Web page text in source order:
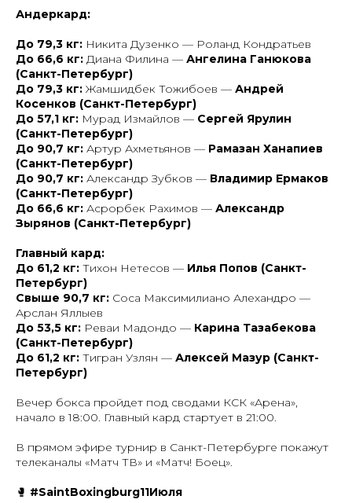
Андеркард:
До 79,3 кг: Никита Дузенко — Роланд Кондратьев
До 66,6 кг: Диана Филина — Ангелина Ганюкова
(Санкт-Петербург)
До 79,3 кг: Жамшидбек Тожибоев — Андрей
Косенков (Санкт-Петербург)
До 57,1 кг: Мурад Измайлов — Сергей Ярулин
(Санкт-Петербург)
До 90,7 кг: Артур Ахметьянов — Рамазан Ханапиев
(Санкт-Петербург)
До 90,7 кг: Александр Зубков — Владимир Ермаков
(Санкт-Петербург)
До 66,6 кг: Асрорбек Рахимов — Александр
Зырянов (Санкт-Петербург)
Главный кард:
До 61,2 кг: Тихон Нетесов — Илья Попов (Санкт-
Петербург)
Свыше 90,7 кг: Соса Максимилиано Алехандро —
Арслан Яллыев
До 53,5 кг: Реваи Мадондо — Карина Тазабекова
(Санкт-Петербург)
До 61,2 кг: Тигран Узлян — Алексей Мазур (Санкт-
Петербург)
Вечер бокса пройдет под сводами КСК «Арена»,
начало в 18:00. Главный кард стартует в 21:00.
В прямом эфире турнир в Санкт-Петербурге покажут
телеканалы «Матч ТВ» и «Матч! Боец».
🥊 #SaintBoxingburg11Июля